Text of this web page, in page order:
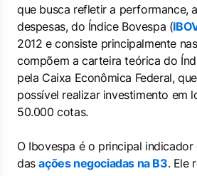
que busca refletir a performance,
despesas, do Índice Bovespa (
2012 e consiste principalmente
compõem a carteira teórica do
pela Caixa Econômica Federal,
possível realizar investimento em
50.000 cotas.
O Ibovespa é o principal indicador
dasações negociadas na B3. Ele